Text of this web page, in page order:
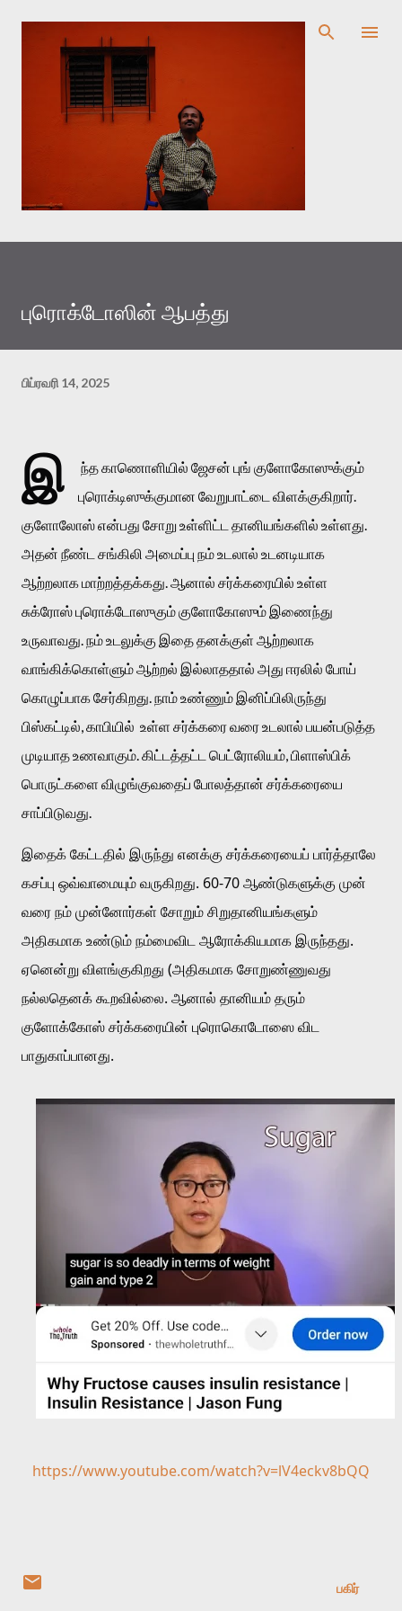
முதன்மை உள்ளடக்கத்திற்குச் செல்
புரொக்டோஸின் ஆபத்து
பிப்ரவரி 14, 2025
இ
ந்த காணொளியில் ஜேசன் புங் குளோகோஸுக்கும்
புரொக்டிஸுக்குமான வேறுபாட்டை விளக்குகிறார்.
குளோலோஸ் என்பது சோறு உள்ளிட்ட தானியங்களில் உள்ளது.
அதன் நீண்ட சங்கிலி அமைப்பு நம் உடலால் உடனடியாக
ஆற்றலாக மாற்றத்தக்கது. ஆனால் சர்க்கரையில் உள்ள
சுக்ரோஸ் புரொக்டோஸுகும் குளோகோஸும் இணைந்து
உருவாவது. நம் உடலுக்கு இதை தனக்குள் ஆற்றலாக
வாங்கிக்கொள்ளும் ஆற்றல் இல்லாததால் அது ஈரலில் போய்
கொழுப்பாக சேர்கிறது. நாம் உண்ணும் இனிப்பிலிருந்து
பிஸ்கட்டில், காபியில்  உள்ள சர்க்கரை வரை உடலால் பயன்படுத்த
முடியாத உணவாகும். கிட்டத்தட்ட பெட்ரோலியம், பிளாஸ்பிக்
பொருட்களை விழுங்குவதைப் போலத்தான் சர்க்கரையை
சாப்பிடுவது.
இதைக் கேட்டதில் இருந்து எனக்கு சர்க்கரையைப் பார்த்தாலே
கசப்பு ஒவ்வாமையும் வருகிறது. 60-70 ஆண்டுகளுக்கு முன்
வரை நம் முன்னோர்கள் சோறும் சிறுதானியங்களும்
அதிகமாக உண்டும் நம்மைவிட ஆரோக்கியமாக இருந்தது.
ஏனென்று விளங்குகிறது (அதிகமாக சோறுண்ணுவது
நல்லதெனக் கூறவில்லை. ஆனால் தானியம் தரும்
குளோக்கோஸ் சர்க்கரையின் புரொகொடோஸை விட
பாதுகாப்பானது.
https://www.youtube.com/watch?v=lV4eckv8bQQ
பகிர்